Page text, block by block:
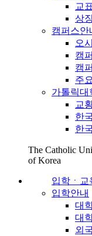
교표
상징
캠퍼스안
오
캠
캠
주
가톨릭대
교
한
한
The Catholic
of Korea
입학ㆍ교
입학안내
대
대
외